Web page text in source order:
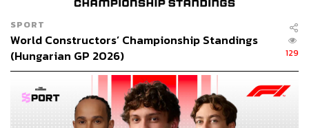
จอร์จ รัสเซลล์ ก็เป็นอีกคนที่โดนโทษ 5 วินาทีจากการทำผิด
กฎการขับรถเร็วเกินกำหนดในพิตเลน แต่เขาไม่ได้ชดใช้โทษ
นี้ในการเข้าพิตครั้งถัดไป จึงถูกลงโทษซ้ำด้วย Drive-through
penalty ทำให้เขาจบการแข่งขันในอันดับ 12
นอกจากนี้ ลูอิส แฮมิลตัน รวมไปถึง ออสการ์ ปิอัสทรี จากทีม
แมคลาเรน, ฟรังโก โคลาปินโต จากอัลพีน ก็เป็นกลุ่มนักแข่ง
ที่ได้รับโทษปรับเวลา 5 วินาทีจากการทำผิดกฎข้อนี้เช่นกัน
SPORT
World Constructors’ Championship Standings
(Hungarian GP 2026)
129